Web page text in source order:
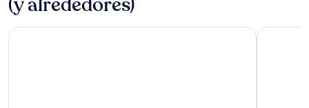
THE BASICS FUKUOKA THE